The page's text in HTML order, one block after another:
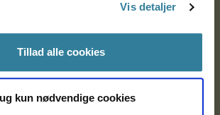
Vis detaljer
Tillad alle cookies
kun nødvendige cookies